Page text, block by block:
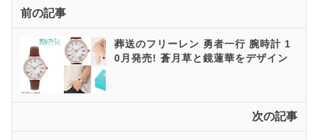
前の記事
葬送のフリーレン 勇者一行 腕時計 1
0月発売! 蒼月草と鏡蓮華をデザイン
次の記事